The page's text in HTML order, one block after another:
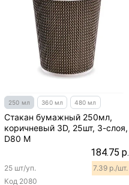
250 мл 360 мл 480 мл
Стакан бумажный 250мл,
коричневый 3D, 25шт, 3-слоя,
D80 M
184.75 р.
Код 2080
25 шт/уп. 7.39 р./шт.